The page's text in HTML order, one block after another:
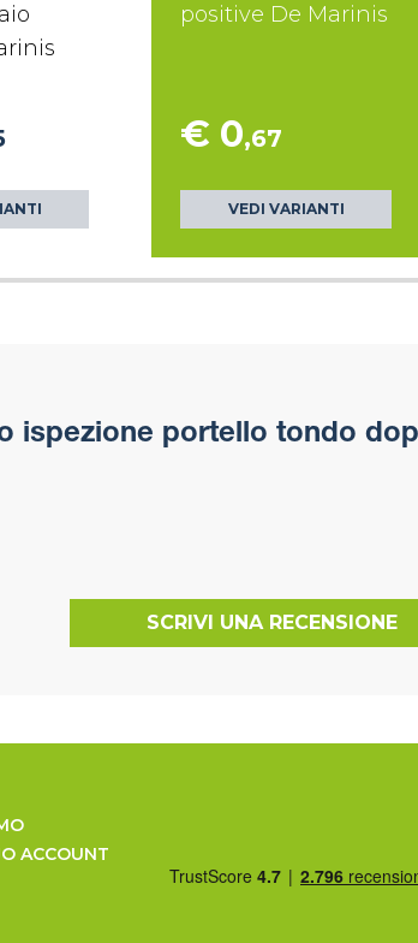
positive De Marinis
€ 0,67
VEDI VARIANTI
ispezione portello tondo
SCRIVI UNA RECENSIONE
ACCOUNT